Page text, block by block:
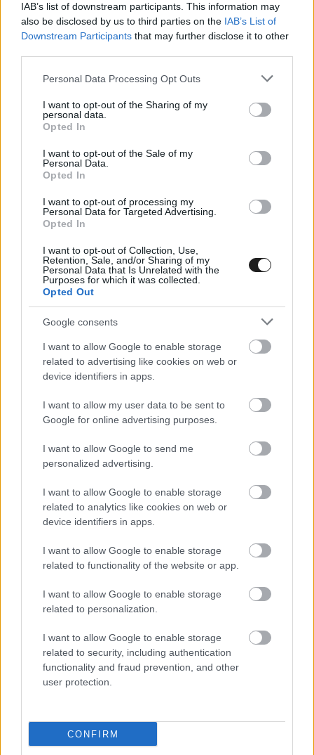
IAB’s list of downstream participants. This information may
also be disclosed by us to third parties on the IAB’s List of
Downstream Participants that may further disclose it to other
Please note that this website/app uses one or more Google
not limited to your visit or usage behaviour. You may click to
grant or deny consent to Google and its third-party tags to
use your data for below specified purposes in below Google
consent section.
Personal Data Processing Opt Outs
I want to opt-out of the Sharing of my
personal data.
Opted In
I want to opt-out of the Sale of my
Personal Data.
Opted In
I want to opt-out of processing my
Personal Data for Targeted Advertising.
Opted In
I want to opt-out of Collection, Use,
Retention, Sale, and/or Sharing of my
Personal Data that Is Unrelated with the
Purposes for which it was collected.
Opted Out
Google consents
I want to allow Google to enable storage
related to advertising like cookies on web or
device identifiers in apps.
I want to allow my user data to be sent to
Google for online advertising purposes.
I want to allow Google to send me
personalized advertising.
I want to allow Google to enable storage
related to analytics like cookies on web or
device identifiers in apps.
I want to allow Google to enable storage
related to functionality of the website or app.
I want to allow Google to enable storage
related to personalization.
I want to allow Google to enable storage
related to security, including authentication
functionality and fraud prevention, and other
user protection.
CONFIRM
Fourmaux közben feljött a hatodik helyre, és ha
így folytatja, a nap végére elkaphatja az ötödik
helyen álló McErleant. A WRC2-ben a két Lancia
áll az első két helyen, Yohan Rossel vezet Nikolay
Gryazin előtt, Romet Jürgenson a harmadik. A
Horvát Rally 15.15 órakor folytatódik.
A Horvát Rally állása a 4. gyorsasági szakasz
1. Sami Pajari, Marko Salminen (finnek, Toyota
2. Takamoto Katsuta, Aaron Johnston (japán, ír;
3. Thierry Neuville, Martijn Wydaeghe (belgák,
Hyundai i20 N Rally1) +8.7
4. Hayden Paddon, John Kennard (új-zélandiak,
Hyundai i20 N Rally1) +41.4
5. Josh McErlean, Eoin Tracey (írek, Ford Puma
6. Adrien Fourmaux, Alexandre Coria (franciák,
Hyundai i20 N Rally1) +1:29.0
7. Yohan Rossel, Arnaud Dumant (franciák,
Lancia Ypsilon Rally2) +1:31.6
8. Nikolay Gryazin, Konstantin Aleksandrov
9. Romet Jürgenson, Siim Oja (észtek, Ford Fiesta